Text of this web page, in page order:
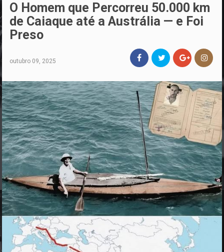
O Homem que Percorreu 50.000 km
de Caiaque até a Austrália — e Foi
Preso
outubro 09, 2025